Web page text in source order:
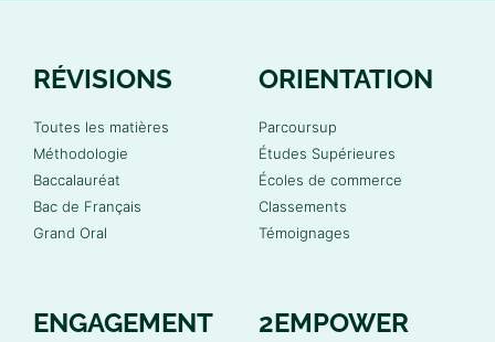
RÉVISIONS
Toutes les matières
Méthodologie
Baccalauréat
Bac de Français
Grand Oral
ORIENTATION
Parcoursup
Études Supérieures
Écoles de commerce
Classements
Témoignages
ENGAGEMENT 2EMPOWER